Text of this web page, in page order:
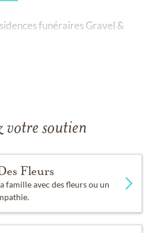
funéraires Gravel &
votre soutien
Fleurs
famille avec des fleurs ou un